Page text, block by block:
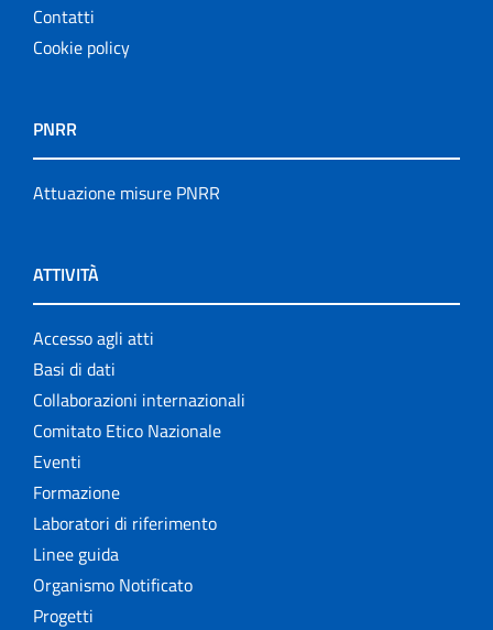
Contatti
Cookie policy
PNRR
Attuazione misure PNRR
ATTIVITÀ
Accesso agli atti
Basi di dati
Collaborazioni internazionali
Comitato Etico Nazionale
Eventi
Formazione
Laboratori di riferimento
Linee guida
Organismo Notificato
Progetti